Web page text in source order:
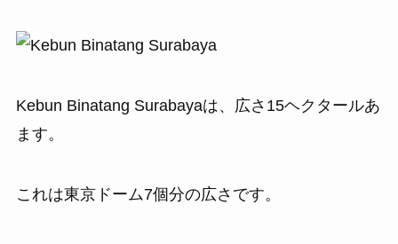
Kebun Binatang Surabayaは、広さ15ヘクタールあ
ます。
これは東京ドーム7個分の広さです。